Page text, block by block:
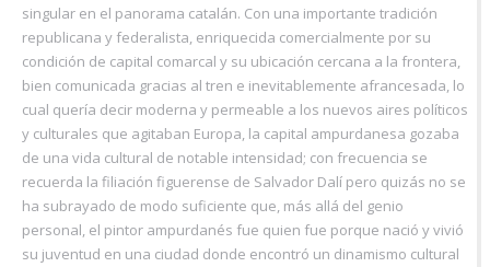
singular en el panorama catalán. Con una importante tradición
republicana y federalista, enriquecida comercialmente por su
condición de capital comarcal y su ubicación cercana a la frontera,
bien comunicada gracias al tren e inevitablemente afrancesada, lo
cual quería decir moderna y permeable a los nuevos aires políticos
y culturales que agitaban Europa, la capital ampurdanesa gozaba
de una vida cultural de notable intensidad; con frecuencia se
recuerda la filiación figuerense de Salvador Dalí pero quizás no se
ha subrayado de modo suficiente que, más allá del genio
personal, el pintor ampurdanés fue quien fue porque nació y vivió
su juventud en una ciudad donde encontró un dinamismo cultural